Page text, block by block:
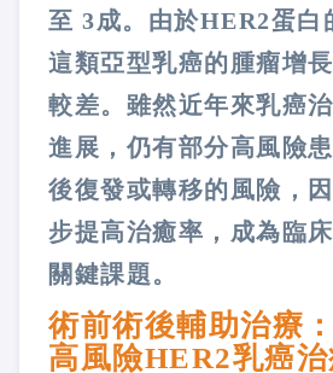
至 3成。由於HER2蛋白
這類亞型乳癌的腫瘤增
較差。雖然近年來乳癌
進展，仍有部分高風險
後復發或轉移的風險，
步提高治癒率，成為臨
關鍵課題。
術前術後輔助治療
高風險HER2乳癌